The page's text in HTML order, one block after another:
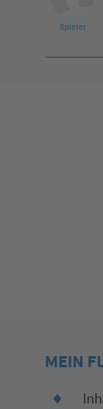
Spieler
MEIN